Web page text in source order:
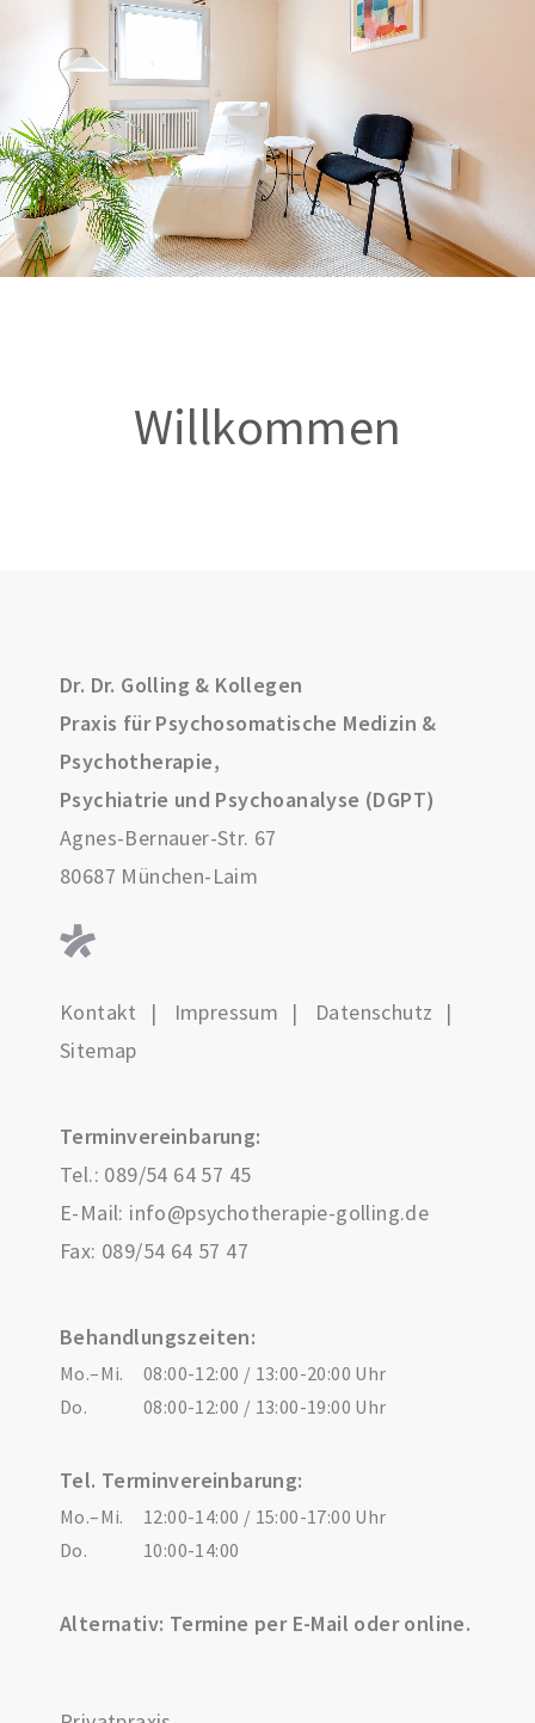
Willkommen
Dr. Dr. Golling & Kollegen
Praxis für Psychosomatische Medizin &
Psychotherapie,
Psychiatrie und Psychoanalyse (DGPT)
Agnes-Bernauer-Str. 67
80687 München-Laim
Kontakt Impressum
Datenschutz
Sitemap
Terminvereinbarung:
Tel.: 089/54 64 57 45
E-Mail: info@psychotherapie-golling.de
Fax: 089/54 64 57 47
Behandlungszeiten:
Mo.–Mi.
08:00-12:00 / 13:00-20:00 Uhr
Do.
08:00-12:00 / 13:00-19:00 Uhr
Tel. Terminvereinbarung:
Mo.–Mi.
12:00-14:00 / 15:00-17:00 Uhr
Do.
10:00-14:00
Alternativ: Termine per E-Mail oder online.